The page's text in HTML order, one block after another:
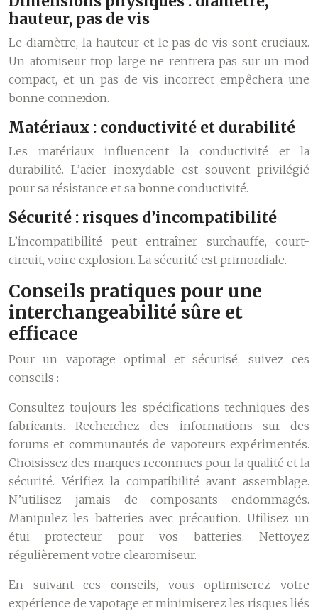
hauteur, pas de vis
Le diamètre, la hauteur et le pas de vis sont cruciaux.
Un atomiseur trop large ne rentrera pas sur un mod
compact, et un pas de vis incorrect empêchera une
bonne connexion.
Matériaux : conductivité et durabilité
Les matériaux influencent la conductivité et la
durabilité. L’acier inoxydable est souvent privilégié
pour sa résistance et sa bonne conductivité.
Sécurité : risques d’incompatibilité
L’incompatibilité peut entraîner surchauffe, court-
circuit, voire explosion. La sécurité est primordiale.
Conseils pratiques pour une
interchangeabilité sûre et
efficace
Pour un vapotage optimal et sécurisé, suivez ces
conseils :
Consultez toujours les spécifications techniques des
fabricants. Recherchez des informations sur des
forums et communautés de vapoteurs expérimentés.
Choisissez des marques reconnues pour la qualité et la
sécurité. Vérifiez la compatibilité avant assemblage.
N’utilisez jamais de composants endommagés.
Manipulez les batteries avec précaution. Utilisez un
étui protecteur pour vos batteries. Nettoyez
régulièrement votre clearomiseur.
En suivant ces conseils, vous optimiserez votre
expérience de vapotage et minimiserez les risques liés